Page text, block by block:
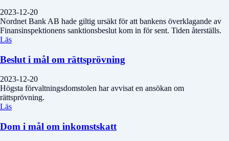
2023-12-20
Nordnet Bank AB hade giltig ursäkt för att bankens överklagande av
Finansinspektionens sanktionsbeslut kom in för sent. Tiden återställs.
Läs
Beslut i mål om rättsprövning
2023-12-20
Högsta förvaltningsdomstolen har avvisat en ansökan om
rättsprövning.
Läs
Dom i mål om inkomstskatt